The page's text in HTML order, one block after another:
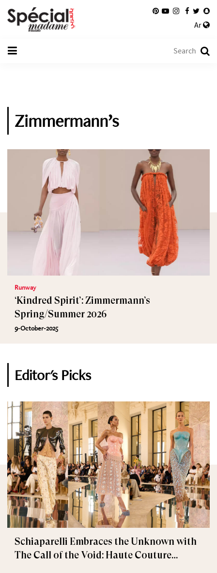
Ar
Zimmermann’s
Runway
‘Kindred Spirit’: Zimmermann’s
Spring/Summer 2026
9-October-2025
Editor's Picks
Schiaparelli Embraces the Unknown with
The Call of the Void: Haute Couture